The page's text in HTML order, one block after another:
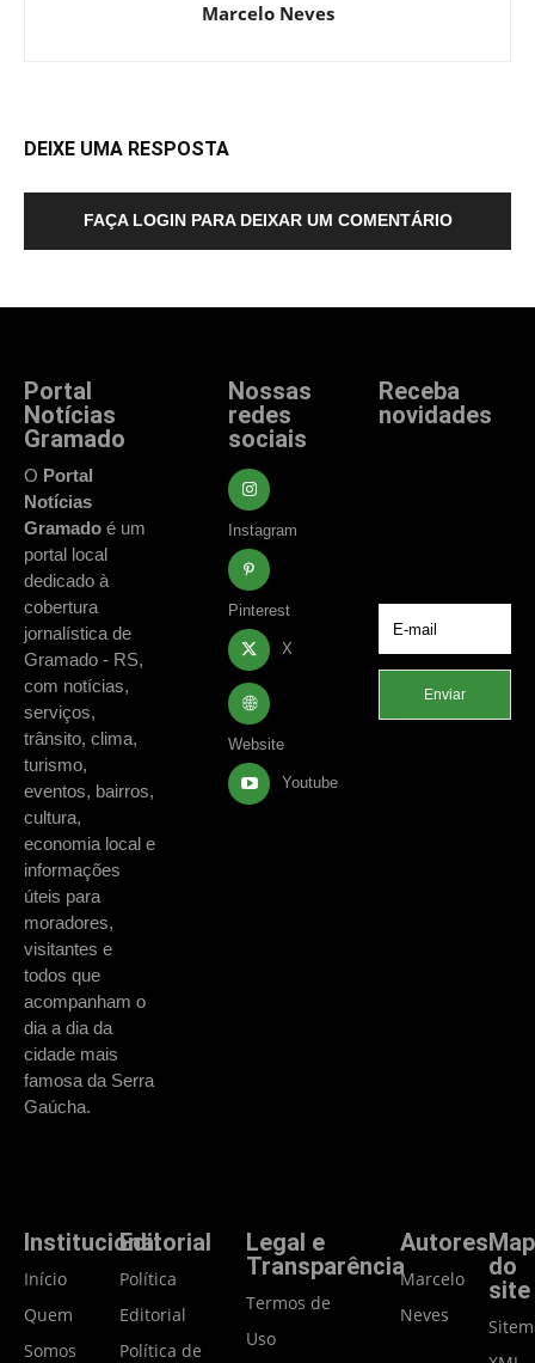
Marcelo Neves
DEIXE UMA RESPOSTA
FAÇA LOGIN PARA DEIXAR UM COMENTÁRIO
Portal
Notícias
Gramado
O Portal
Notícias
Gramado é um
portal local
dedicado à
cobertura
jornalística de
Gramado - RS,
com notícias,
serviços,
trânsito, clima,
turismo,
eventos, bairros,
cultura,
economia local e
informações
úteis para
moradores,
visitantes e
todos que
acompanham o
dia a dia da
cidade mais
famosa da Serra
Gaúcha.
Nossas
redes
sociais
Instagram
Pinterest
X
Website
Youtube
Receba
novidades
Enviar
Institucional
Início
Quem
Somos
Editorial
Política
Editorial
Política de
Legal e
Transparência
Termos de
Uso
Autores
Marcelo
Neves
do
site